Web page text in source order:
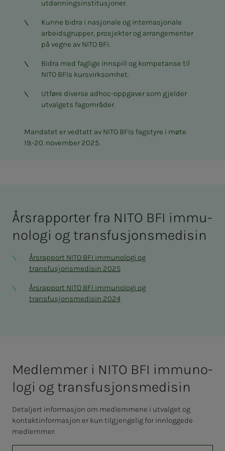
utdanningsinstitusjoner.
Kunne bidra i nasjonale og internasjonale
arbeidsgrupper, prosjekter og arrangementer
på vegne av NITO BFI.
Bidra med faglige innspill og kompetanse til
NITO BFIs kursvirksomhet.
Utføre diverse adhoc-oppgaver som gjelder
utvalgets fagområder.
Mandatet er vedtatt av NITO BFIs fagstyre i møte
19.-20. november 2025.
Års­rap­­­por­­­ter fra NITO BFI im­­­mu­­­
no­lo­­­gi og trans­­­fu­­­sjons­­­­­me­­­di­­­sin
Årsrapport NITO BFI immunologi og
transfusjonsmedisin 2025
Årsrapport NITO BFI immunologi og
transfusjonsmedisin 2024
Med­­­­­lem­­­mer i NITO BFI im­­­mu­­­no­
lo­­­gi og trans­­­fu­­­sjons­­­­­me­­­di­­­sin
Detaljert informasjon om medlemmene i utvalget og
kontaktinformasjon er kun tilgjengelig for innloggede
medlemmer.